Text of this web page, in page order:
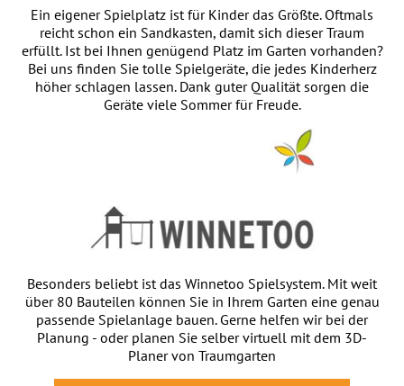
Ein eigener Spielplatz ist für Kinder das Größte. Oftmals
reicht schon ein Sandkasten, damit sich dieser Traum
erfüllt. Ist bei Ihnen genügend Platz im Garten vorhanden?
Bei uns finden Sie tolle Spielgeräte, die jedes Kinderherz
höher schlagen lassen. Dank guter Qualität sorgen die
Geräte viele Sommer für Freude.
Besonders beliebt ist das Winnetoo Spielsystem. Mit weit
über 80 Bauteilen können Sie in Ihrem Garten eine genau
passende Spielanlage bauen. Gerne helfen wir bei der
Planung - oder planen Sie selber virtuell mit dem 3D-
Planer von Traumgarten